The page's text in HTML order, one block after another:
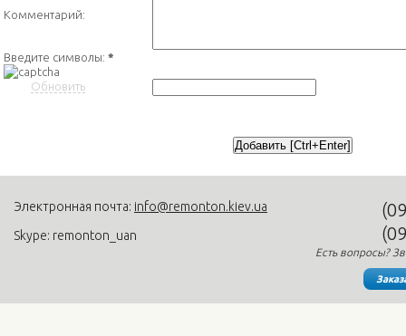
Комментарий:
Введите символы: *
Обновить
Электронная почта: info@remonton.kiev.ua
Skype: remonton_uan
Есть вопросы?